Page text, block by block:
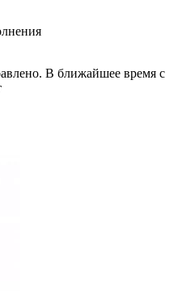
В ближайшее время с